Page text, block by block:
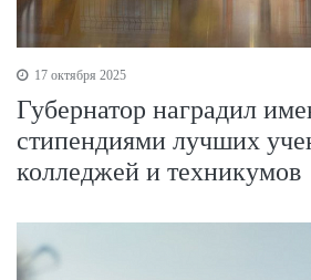
17 октября 2025
Губернатор наградил
стипендиями лучших
колледжей и техникумов